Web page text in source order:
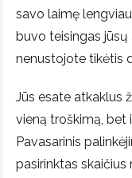
savo laimę
buvo teisingas jūsų
nenustojote tikėtis
Jūs esate atkaklus
vieną troškimą, bet
Pavasarinis
pasirinktas skaičius